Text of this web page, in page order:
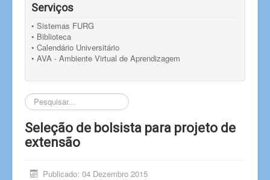
Serviços
• Sistemas FURG
• Biblioteca
• Calendário Universitário
• AVA - Ambiente Virtual de Aprendizagem
Pesquisar...
Seleção de bolsista para projeto de
extensão
Publicado: 04 Dezembro 2015